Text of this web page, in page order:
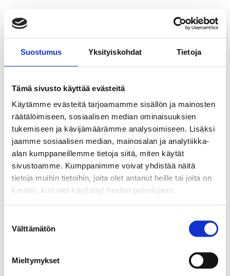
Suostumus Yksityiskohdat Tietoja
Tämä sivusto käyttää evästeitä
Käytämme evästeitä tarjoamamme sisällön ja mainosten
räätälöimiseen, sosiaalisen median ominaisuuksien
tukemiseen ja kävijämäärämme analysoimiseen. Lisäksi
jaamme sosiaalisen median, mainosalan ja analytiikka-
alan kumppaneillemme tietoja siitä, miten käytät
sivustoamme. Kumppanimme voivat yhdistää näitä
tietoja muihin tietoihin, joita olet antanut heille tai joita on
kerätty, kun olet käyttänyt heidän palvelujaan.
valinta
Välttämätön
Mieltymykset